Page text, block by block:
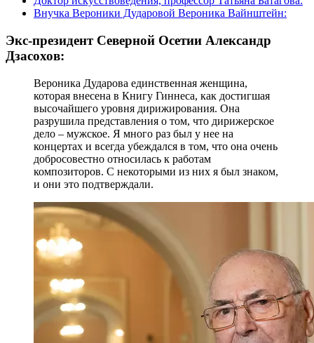
Внучка Вероники Дударовой Вероника Вайнштейн:
Экс-президент Северной Осетии Александр
Дзасохов:
Вероника Дударова единственная женщина,
которая внесена в Книгу Гиннеса, как достигшая
высочайшего уровня дирижирования. Она
разрушила представления о том, что дирижерское
дело – мужское. Я много раз был у нее на
концертах и всегда убеждался в том, что она очень
добросовестно относилась к работам
композиторов. С некоторыми из них я был знаком,
и они это подтверждали.